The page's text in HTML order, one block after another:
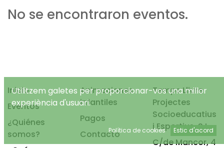
No se encontraron eventos.
Inicio
Eventos
¿Quiénes
somos?
Animaciones
infantiles
Pagos
Contacto
Temps Lliure
Projectes
Socioeducatius
i Esportius, S.L.
C/de Mancor, 4
Utilitzem galetes per proporcionar-vos una millor
experiència d'usuari.
Política de cookies Estic d'acord